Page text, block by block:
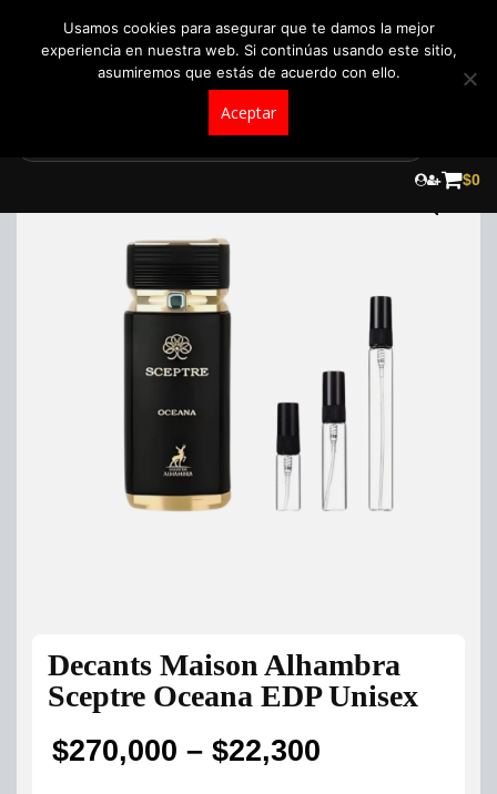
$0
Decants Maison Alhambra
Sceptre Oceana EDP Unisex
$22,300
–
$270,000
Price
Usamos cookies para asegurar que te damos la mejor
experiencia en nuestra web. Si continúas usando este sitio,
asumiremos que estás de acuerdo con ello.
Aceptar